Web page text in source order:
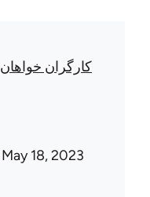
کارگران خواهان
18, 2023